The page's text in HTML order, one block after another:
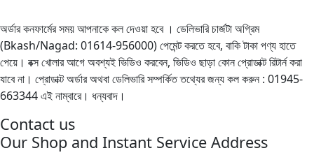
অর্ডার কনফার্মের সময় আপনাকে কল দেওয়া হবে । ডেলিভারি চার্জটা অগ্রিম
(Bkash/Nagad: 01614-956000) পেমেন্ট করতে হবে, বাকি টাকা পণ্য হাতে
পেয়ে। বক্স খোলার আগে অবশ্যই ভিডিও করবেন, ভিডিও ছাড়া কোন প্রোডাক্ট রিটার্ন করা
যাবে না। প্রোডাক্ট অর্ডার অথবা ডেলিভারি সম্পর্কিত তথ্যের জন্য কল করুন : 01945-
663344 এই নাম্বারে। ধন্যবাদ।
Contact us
Our Shop and Instant Service Address